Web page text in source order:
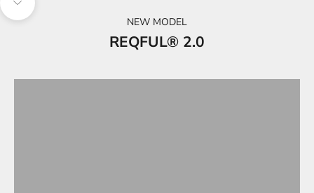
次のセクションに移動
NEW MODEL
REQFUL® 2.0